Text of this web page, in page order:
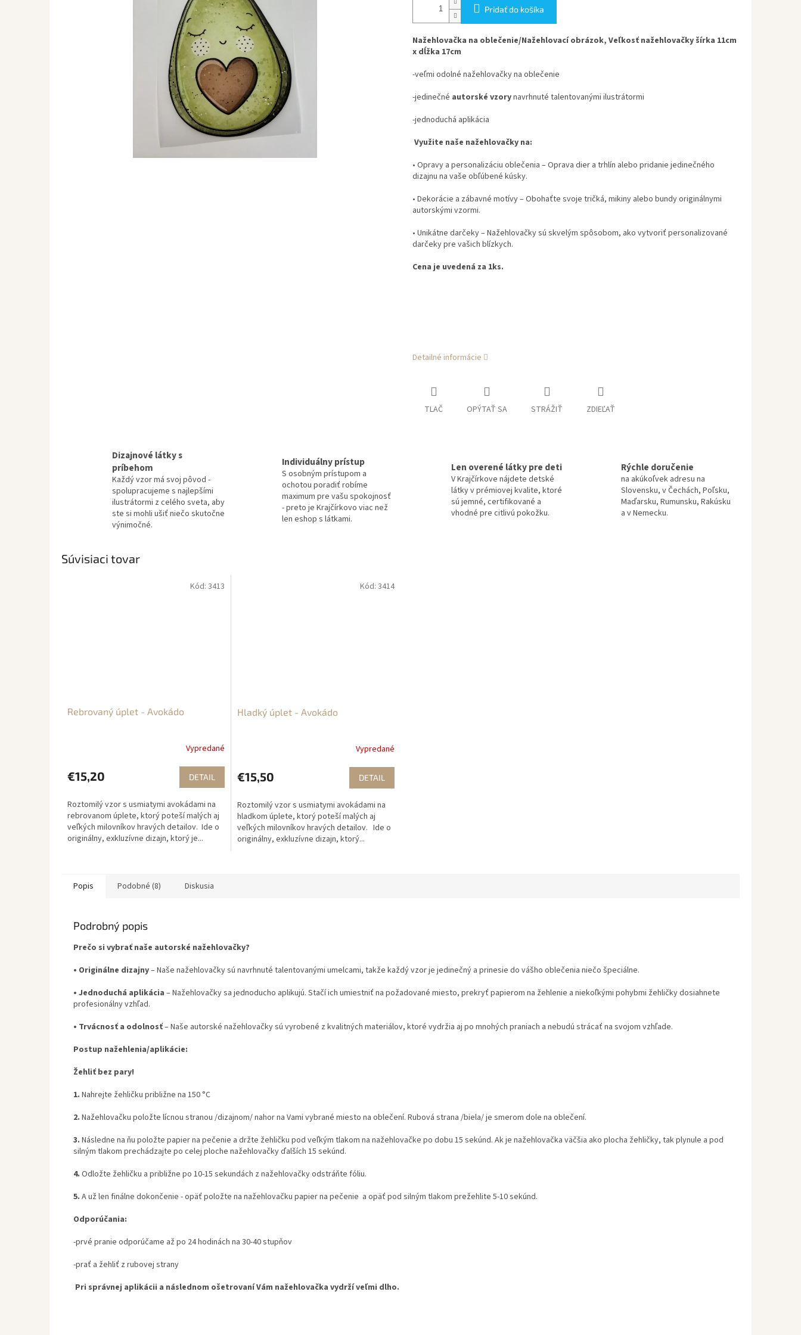
Pridať do košíka
Nažehlovačka na oblečenie/Nažehlovací obrázok, Veľkosť nažehlovačky šírka 11cm
x dĺžka 17cm
-veľmi odolné nažehlovačky na oblečenie
-jedinečné autorské vzorynavrhnuté talentovanými ilustrátormi
-jednoduchá aplikácia
Využite naše nažehlovačky na:
• Opravy a personalizáciu oblečenia – Oprava dier a trhlín alebo pridanie jedinečného
dizajnu na vaše obľúbené kúsky.
• Dekorácie a zábavné motívy– Obohaťte svoje tričká, mikiny alebo bundy originálnymi
autorskými vzormi.
• Unikátne darčeky– Nažehlovačky sú skvelým spôsobom, ako vytvoriť personalizované
darčeky pre vašich blízkych.
Cena je uvedená za 1ks.
Detailné informácie
TLAČ OPÝTAŤ SA STRÁŽIŤ ZDIEĽAŤ
Dizajnové látky s
príbehom
Každý vzor má svoj pôvod -
spolupracujeme s najlepšími
ilustrátormi z celého sveta, aby
ste si mohli ušiť niečo skutočne
výnimočné.
Individuálny prístup
S osobným prístupom a
ochotou poradiť robíme
maximum pre vašu spokojnosť
- preto je Krajčírkovo viac než
len eshop s látkami.
Len overené látky pre deti
V Krajčírkove nájdete detské
látky v prémiovej kvalite, ktoré
sú jemné, certifikované a
vhodné pre citlivú pokožku.
Rýchle doručenie
na akúkoľvek adresu na
Slovensku, v Čechách, Poľsku,
Maďarsku, Rumunsku, Rakúsku
a v Nemecku.
Súvisiaci tovar
Rebrovaný úplet - Avokádo
Vypredané
€15,20 DETAIL
Roztomilý vzor s usmiatymi avokádami na
rebrovanom úplete, ktorý poteší malých aj
veľkých milovníkov hravých detailov. Ide o
originálny, exkluzívne dizajn, ktorý je...
Kód: 3413
Hladký úplet - Avokádo
Vypredané
€15,50 DETAIL
Roztomilý vzor s usmiatymi avokádami na
hladkom úplete, ktorý poteší malých aj
veľkých milovníkov hravých detailov. Ide o
originálny, exkluzívne dizajn, ktorý...
Kód: 3414
Popis Podobné (8) Diskusia
Podrobný popis
Prečo si vybrať naše autorské nažehlovačky?
• Originálne dizajny– Naše nažehlovačky sú navrhnuté talentovanými umelcami, takže každý vzor je jedinečný a prinesie do vášho oblečenia niečo špeciálne.
• Jednoduchá aplikácia – Nažehlovačky sa jednoducho aplikujú. Stačí ich umiestniť na požadované miesto, prekryť papierom na žehlenie a niekoľkými pohybmi žehličky dosiahnete
profesionálny vzhľad.
• Trvácnosť a odolnosť– Naše autorské nažehlovačky sú vyrobené z kvalitných materiálov, ktoré vydržia aj po mnohých praniach a nebudú strácať na svojom vzhľade.
Postup nažehlenia/aplikácie:
Žehliť bez pary!
1. Nahrejte žehličku približne na 150 °C
2. Nažehlovačku položte lícnou stranou /dizajnom/ nahor na Vami vybrané miesto na oblečení. Rubová strana /biela/ je smerom dole na oblečení.
3. Následne na ňu položte papier na pečenie a držte žehličku pod veľkým tlakom na nažehlovačke po dobu 15 sekúnd. Ak je nažehlovačka väčšia ako plocha žehličky, tak plynule a pod
silným tlakom prechádzajte po celej ploche nažehlovačky ďalších 15 sekúnd.
4. Odložte žehličku a približne po 10-15 sekundách z nažehlovačky odstráňte fóliu.
5. A už len finálne dokončenie - opäť položte na nažehlovačku papier na pečenie a opäť pod silným tlakom prežehlite 5-10 sekúnd.
Odporúčania:
-prvé pranie odporúčame až po 24 hodinách na 30-40 stupňov
-prať a žehliť z rubovej strany
Pri správnej aplikácii a následnom ošetrovaní Vám nažehlovačka vydrží veľmi dlho.